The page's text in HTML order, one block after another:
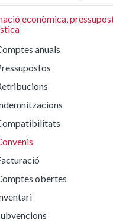
econòmica,
anuals
obertes